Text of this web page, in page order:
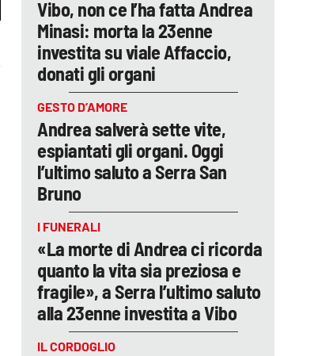
Vibo, non ce l’ha fatta Andrea
Minasi: morta la 23enne
investita su viale Affaccio,
donati gli organi
GESTO D’AMORE
Andrea salverà sette vite,
espiantati gli organi. Oggi
l’ultimo saluto a Serra San
Bruno
I FUNERALI
«La morte di Andrea ci ricorda
quanto la vita sia preziosa e
fragile», a Serra l’ultimo saluto
alla 23enne investita a Vibo
IL CORDOGLIO